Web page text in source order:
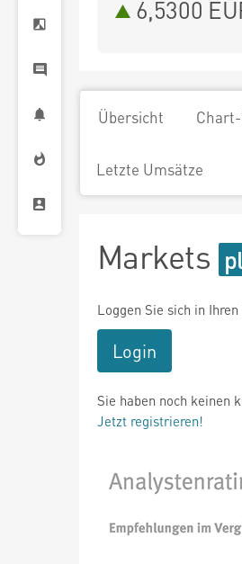
6,5300
Übersicht
Letzte Umsätze
Markets
Loggen Sie sich in
Login
Sie haben noch keinen
Jetzt registrieren!